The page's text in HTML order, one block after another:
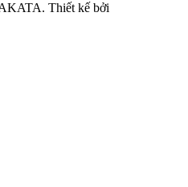
Thiết kế bởi